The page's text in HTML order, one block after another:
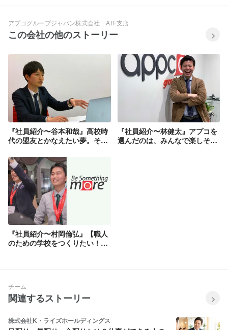
アプコグループジャパン株式会社 ATF支店
この会社の他のストーリー
『社員紹介〜谷本和哉』高校時
代の盟友とかなえたい夢。それ
『社員紹介〜林健太』アプコを
選んだのは、みんなで楽しそう
『社員紹介〜村岡倫弘』【職人
のための学校をつくりたい！】
チーム
関連するストーリー
株式会社K・ライズホールディングス